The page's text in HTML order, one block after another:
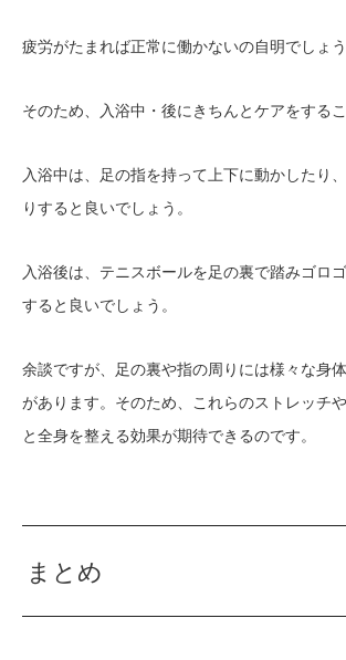
疲労がたまれば正常に働かないの自明でしょう
そのため、入浴中・後にきちんとケアをするこ
入浴中は、足の指を持って上下に動かしたり
りすると良いでしょう。
入浴後は、テニスボールを足の裏で踏みゴロ
すると良いでしょう。
余談ですが、足の裏や指の周りには様々な身
があります。そのため、これらのストレッチ
と全身を整える効果が期待できるのです。
まとめ